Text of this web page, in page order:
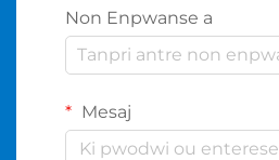
Non Enpwanse a
Mesaj